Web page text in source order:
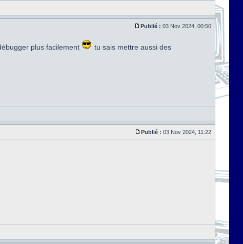
Publié : 03 Nov 2024, 00:50
plus facilement
tu sais mettre aussi des
Publié : 03 Nov 2024, 11:22